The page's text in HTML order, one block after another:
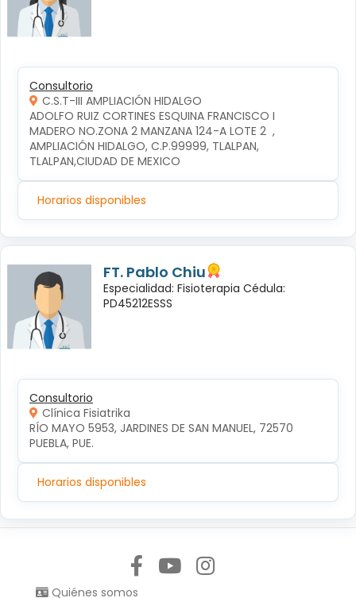
Consultorio
C.S.T-III AMPLIACIÓN HIDALGO
ADOLFO RUIZ CORTINES ESQUINA FRANCISCO I
MADERO NO.ZONA 2 MANZANA 124-A LOTE 2  ,
AMPLIACIÓN HIDALGO, C.P.99999, TLALPAN,
TLALPAN,CIUDAD DE MEXICO
Horarios disponibles
FT. Pablo Chiu
Especialidad: Fisioterapia Cédula:
PD45212ESSS
Consultorio
Clínica Fisiatrika
RÍO MAYO 5953, JARDINES DE SAN MANUEL, 72570
PUEBLA, PUE.
Horarios disponibles
Quiénes somos